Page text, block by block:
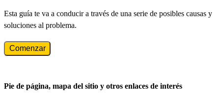
Esta guía te va a conducir a través de una serie de posibles causas y
soluciones al problema.
Comenzar
Pie de página, mapa del sitio y otros enlaces de interés